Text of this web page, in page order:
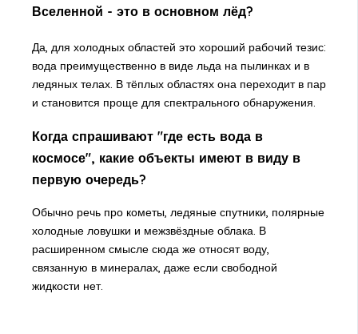
Вселенной - это в основном лёд?
Да, для холодных областей это хороший рабочий тезис:
вода преимущественно в виде льда на пылинках и в
ледяных телах. В тёплых областях она переходит в пар
и становится проще для спектрального обнаружения.
Когда спрашивают "где есть вода в
космосе", какие объекты имеют в виду в
первую очередь?
Обычно речь про кометы, ледяные спутники, полярные
холодные ловушки и межзвёздные облака. В
расширенном смысле сюда же относят воду,
связанную в минералах, даже если свободной
жидкости нет.